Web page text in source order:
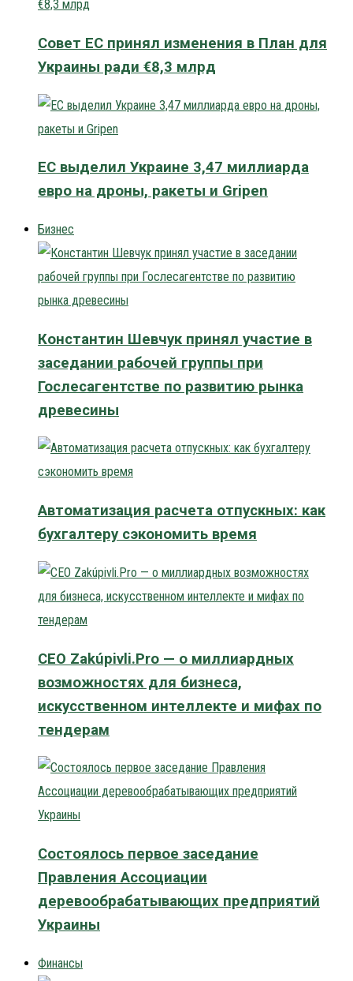
Совет ЕС принял изменения в План для
Украины ради €8,3 млрд
ЕС выделил Украине 3,47 миллиарда
евро на дроны, ракеты и Gripen
Бизнес
Константин Шевчук принял участие в
заседании рабочей группы при
Гослесагентстве по развитию рынка
древесины
Автоматизация расчета отпускных: как
бухгалтеру сэкономить время
CEO Zakúpivli.Pro — о миллиардных
возможностях для бизнеса,
искусственном интеллекте и мифах по
тендерам
Состоялось первое заседание
Правления Ассоциации
деревообрабатывающих предприятий
Украины
Финансы